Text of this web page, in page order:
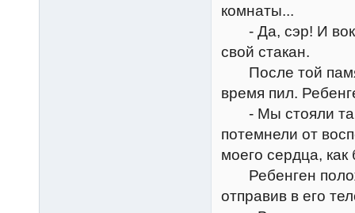
комнаты...
- Да, сэр! И
свой стакан.
После той
время пил.
- Мы стояли там
потемнели от
моего сердца,
Ребенген
отправив в его